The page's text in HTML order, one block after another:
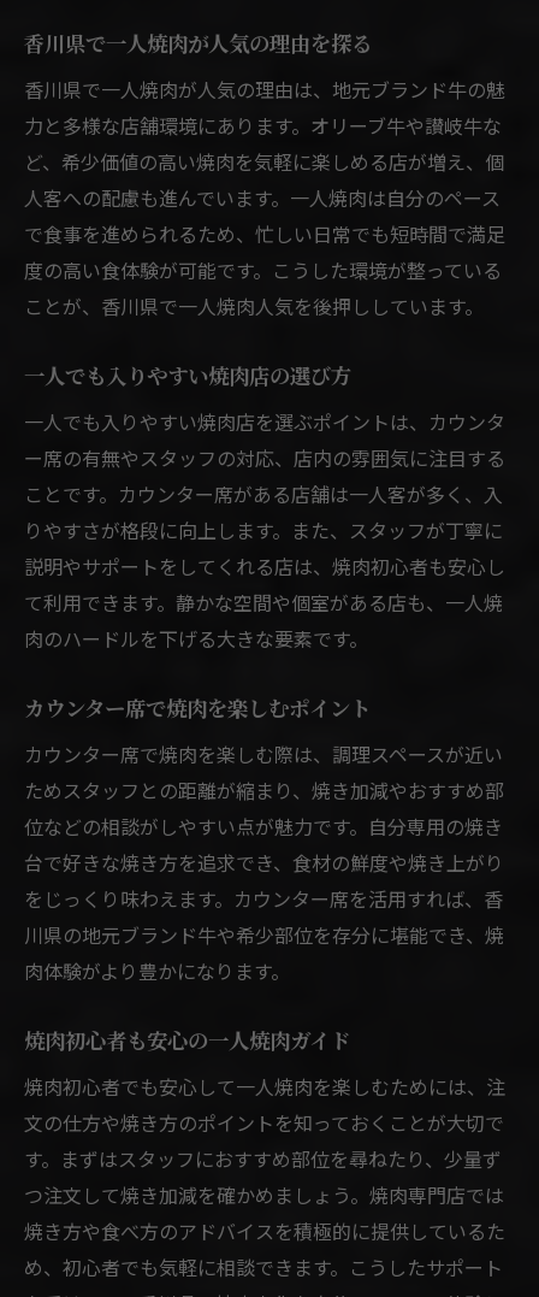
香川県で一人焼肉が人気の理由を探る
香川県で一人焼肉が人気の理由は、地元ブランド牛の魅
力と多様な店舗環境にあります。オリーブ牛や讃岐牛な
ど、希少価値の高い焼肉を気軽に楽しめる店が増え、個
人客への配慮も進んでいます。一人焼肉は自分のペース
で食事を進められるため、忙しい日常でも短時間で満足
度の高い食体験が可能です。こうした環境が整っている
ことが、香川県で一人焼肉人気を後押ししています。
一人でも入りやすい焼肉店の選び方
一人でも入りやすい焼肉店を選ぶポイントは、カウンタ
ー席の有無やスタッフの対応、店内の雰囲気に注目する
ことです。カウンター席がある店舗は一人客が多く、入
りやすさが格段に向上します。また、スタッフが丁寧に
説明やサポートをしてくれる店は、焼肉初心者も安心し
て利用できます。静かな空間や個室がある店も、一人焼
肉のハードルを下げる大きな要素です。
カウンター席で焼肉を楽しむポイント
カウンター席で焼肉を楽しむ際は、調理スペースが近い
ためスタッフとの距離が縮まり、焼き加減やおすすめ部
位などの相談がしやすい点が魅力です。自分専用の焼き
台で好きな焼き方を追求でき、食材の鮮度や焼き上がり
をじっくり味わえます。カウンター席を活用すれば、香
川県の地元ブランド牛や希少部位を存分に堪能でき、焼
肉体験がより豊かになります。
焼肉初心者も安心の一人焼肉ガイド
焼肉初心者でも安心して一人焼肉を楽しむためには、注
文の仕方や焼き方のポイントを知っておくことが大切で
す。まずはスタッフにおすすめ部位を尋ねたり、少量ず
つ注文して焼き加減を確かめましょう。焼肉専門店では
焼き方や食べ方のアドバイスを積極的に提供しているた
め、初心者でも気軽に相談できます。こうしたサポート